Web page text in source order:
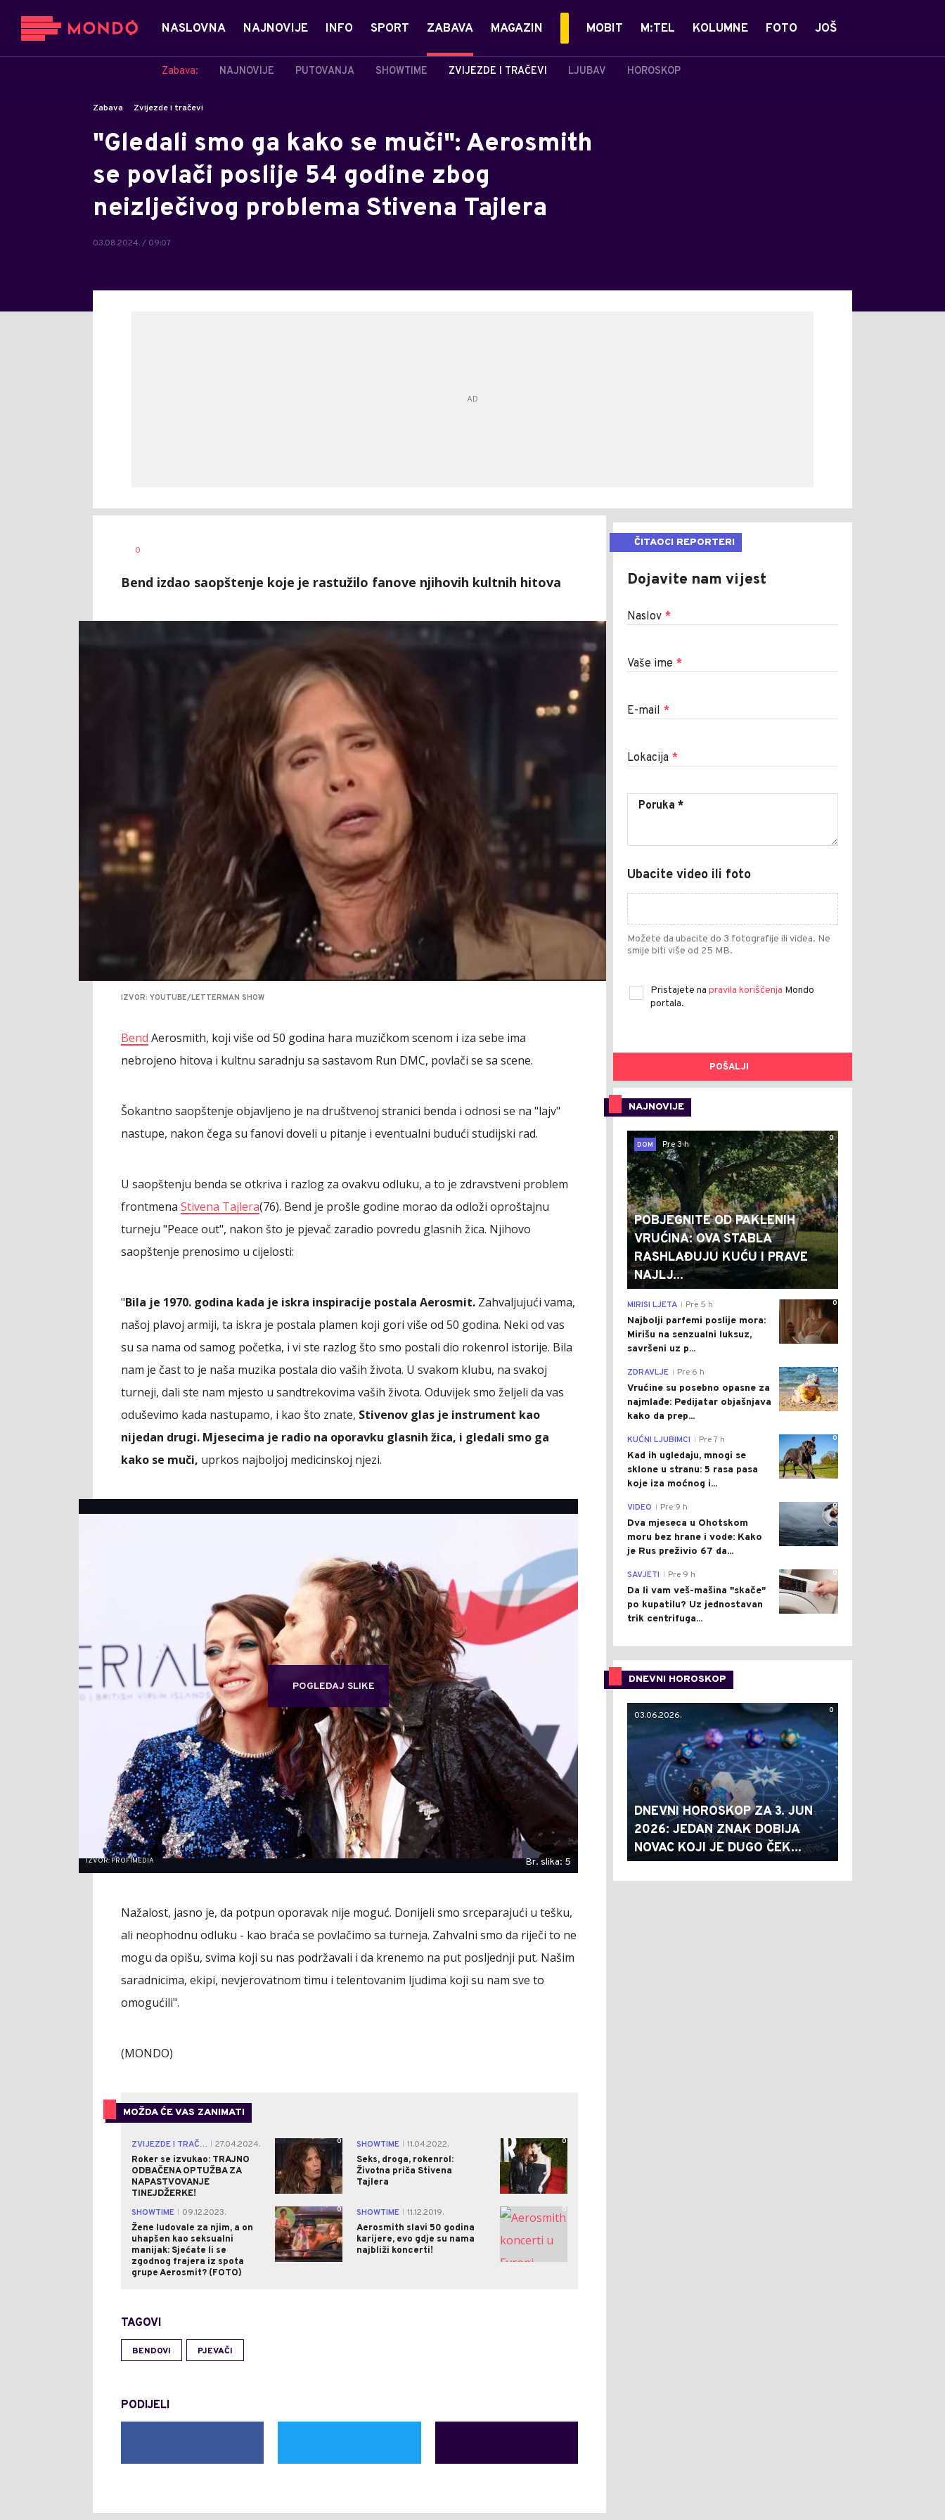
NASLOVNA NAJNOVIJE INFO SPORT ZABAVA
Zabava: NAJNOVIJE PUTOVANJA SHOWTIME ZVIJEZDE I TRAČEVI LJUBAV HOROSKOP
MAGAZIN MOBIT M:TEL KOLUMNE FOTO JOŠ
Zabava Zvijezde i tračevi
"Gledali smo ga kako se muči": Aerosmith
se povlači poslije 54 godine zbog
neizlječivog problema Stivena Tajlera
03.08.2024. / 09:07
0
Bend izdao saopštenje koje je rastužilo fanove njihovih kultnih hitova
IZVOR: YOUTUBE/LETTERMAN SHOW
Bend Aerosmith, koji više od 50 godina hara muzičkom scenom i iza sebe ima
nebrojeno hitova i kultnu saradnju sa sastavom Run DMC, povlači se sa scene.
Šokantno saopštenje objavljeno je na društvenoj stranici benda i odnosi se na "lajv"
nastupe, nakon čega su fanovi doveli u pitanje i eventualni budući studijski rad.
U saopštenju benda se otkriva i razlog za ovakvu odluku, a to je zdravstveni problem
frontmena Stivena Tajlera(76). Bend je prošle godine morao da odloži oproštajnu
turneju "Peace out", nakon što je pjevač zaradio povredu glasnih žica. Njihovo
saopštenje prenosimo u cijelosti:
"Bila je 1970. godina kada je iskra inspiracije postala Aerosmit. Zahvaljujući vama,
našoj plavoj armiji, ta iskra je postala plamen koji gori više od 50 godina. Neki od vas
su sa nama od samog početka, i vi ste razlog što smo postali dio rokenrol istorije. Bila
nam je čast to je naša muzika postala dio vaših života. U svakom klubu, na svakoj
turneji, dali ste nam mjesto u sandtrekovima vaših života. Oduvijek smo željeli da vas
oduševimo kada nastupamo, i kao što znate, Stivenov glas je instrument kao
nijedan drugi. Mjesecima je radio na oporavku glasnih žica, i gledali smo ga
kako se muči, uprkos najboljoj medicinskoj njezi.
POGLEDAJ SLIKE
IZVOR: PROFIMEDIA Br. slika: 5
Nažalost, jasno je, da potpun oporavak nije moguć. Donijeli smo srceparajući u tešku,
ali neophodnu odluku - kao braća se povlačimo sa turneja. Zahvalni smo da riječi to ne
mogu da opišu, svima koji su nas podržavali i da krenemo na put posljednji put. Našim
saradnicima, ekipi, nevjerovatnom timu i telentovanim ljudima koji su nam sve to
omogućili".
(MONDO)
MOŽDA ĆE VAS ZANIMATI
ZVIJEZDE I TRAČEVI
27.04.2024.
Roker se izvukao: TRAJNO
ODBAČENA OPTUŽBA ZA
NAPASTVOVANJE
TINEJDŽERKE!
0 SHOWTIME
11.04.2022.
Seks, droga, rokenrol:
Životna priča Stivena
Tajlera
0
SHOWTIME
09.12.2023.
Žene ludovale za njim, a on
uhapšen kao seksualni
manijak: Sjećate li se
zgodnog frajera iz spota
grupe Aerosmit? (FOTO)
0 SHOWTIME
11.12.2019.
Aerosmith slavi 50 godina
karijere, evo gdje su nama
najbliži koncerti!
0
TAGOVI
BENDOVI PJEVAČI
PODIJELI
ČITAOCI REPORTERI
Dojavite nam vijest
Naslov *
Vaše ime *
E-mail *
Lokacija *
Ubacite video ili foto
Možete da ubacite do 3 fotografije ili videa. Ne
smije biti više od 25 MB.
Pristajete na pravila korišćenja Mondo
portala.
POŠALJI
NAJNOVIJE
0
DOM
Pre 3 h
POBJEGNITE OD PAKLENIH
VRUĆINA: OVA STABLA
RASHLAĐUJU KUĆU I PRAVE
NAJLJ...
0
MIRISI LJETA Pre 5 h
Najbolji parfemi poslije mora:
Mirišu na senzualni luksuz,
savršeni uz p...
0
ZDRAVLJE Pre 6 h
Vrućine su posebno opasne za
najmlađe: Pedijatar objašnjava
kako da prep...
0
KUĆNI LJUBIMCI Pre 7 h
Kad ih ugledaju, mnogi se
sklone u stranu: 5 rasa pasa
koje iza moćnog i...
0
VIDEO Pre 9 h
Dva mjeseca u Ohotskom
moru bez hrane i vode: Kako
je Rus preživio 67 da...
0
SAVJETI Pre 9 h
Da li vam veš-mašina "skače"
po kupatilu? Uz jednostavan
trik centrifuga...
DNEVNI HOROSKOP
0
03.06.2026.
DNEVNI HOROSKOP ZA 3. JUN
2026: JEDAN ZNAK DOBIJA
NOVAC KOJI JE DUGO ČEK...